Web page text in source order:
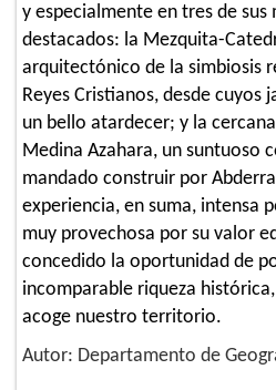
y especialmente en tres de
destacados: la Mezquita-
arquitectónico de la simbiosis
Reyes Cristianos, desde cuyos
un bello atardecer; y la
Medina Azahara, un suntuoso
mandado construir por
experiencia, en suma, intensa
muy provechosa por su valor
concedido la oportunidad de
incomparable riqueza
acoge nuestro territorio.
Autor: Departamento de